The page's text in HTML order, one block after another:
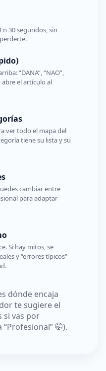
En 30 segundos, sin
perderte.
“DANA”, “NAO”,
abre el artículo al
ver todo el mapa del
tiene su lista y su
cambiar entre
para adaptar
Si hay mitos, se
y “errores típicos”
dónde encaja
te sugiere el
si vas por
🤭).